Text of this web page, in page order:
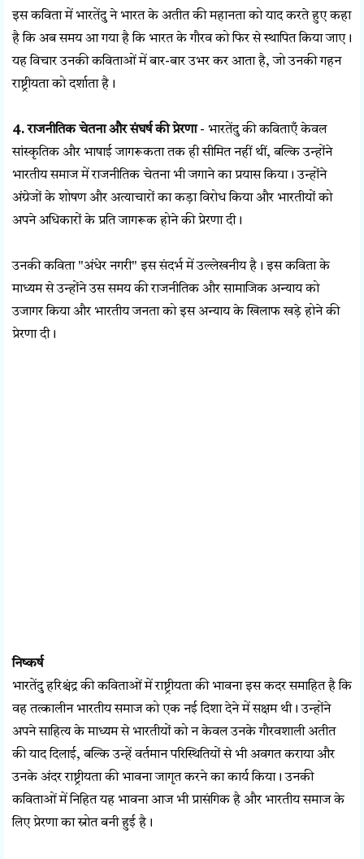
इस कविता में भारतेंदु ने भारत के अतीत की महानता को याद करते हुए कहा
है कि अब समय आ गया है कि भारत के गौरव को फिर से स्थापित किया जाए।
यह विचार उनकी कविताओं में बार-बार उभर कर आता है, जो उनकी गहन
राष्ट्रीयता को दर्शाता है।
4. राजनीतिक चेतना और संघर्ष की प्रेरणा- भारतेंदु की कविताएँ केवल
सांस्कृतिक और भाषाई जागरूकता तक ही सीमित नहीं थीं, बल्कि उन्होंने
भारतीय समाज में राजनीतिक चेतना भी जगाने का प्रयास किया। उन्होंने
अंग्रेजों के शोषण और अत्याचारों का कड़ा विरोध किया और भारतीयों को
अपने अधिकारों के प्रति जागरूक होने की प्रेरणा दी।
उनकी कविता "अंधेर नगरी" इस संदर्भ में उल्लेखनीय है। इस कविता के
माध्यम से उन्होंने उस समय की राजनीतिक और सामाजिक अन्याय को
उजागर किया और भारतीय जनता को इस अन्याय के खिलाफ खड़े होने की
प्रेरणा दी।
निष्कर्ष
भारतेंदु हरिश्चंद्र की कविताओं में राष्ट्रीयता की भावना इस कदर समाहित है कि
वह तत्कालीन भारतीय समाज को एक नई दिशा देने में सक्षम थी। उन्होंने
अपने साहित्य के माध्यम से भारतीयों को न केवल उनके गौरवशाली अतीत
की याद दिलाई, बल्कि उन्हें वर्तमान परिस्थितियों से भी अवगत कराया और
उनके अंदर राष्ट्रीयता की भावना जागृत करने का कार्य किया। उनकी
कविताओं में निहित यह भावना आज भी प्रासंगिक है और भारतीय समाज के
लिए प्रेरणा का स्रोत बनी हुई है।